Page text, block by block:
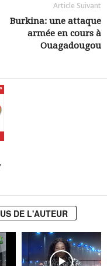
Article Suivant
Burkina: une attaque
armée en cours à
Ouagadougou
DE L'AUTEUR